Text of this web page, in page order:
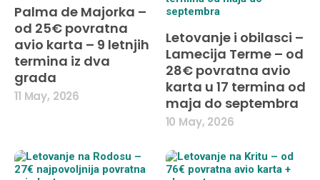
Palma de Majorka –
od 25€ povratna
avio karta – 9 letnjih
termina iz dva
grada
11 May, 2026
Letovanje i obilasci –
Lamecija Terme – od
28€ povratna avio
karta u 17 termina od
maja do septembra
10 May, 2026